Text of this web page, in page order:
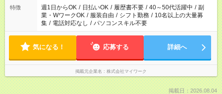
特徴 週1日からOK / 日払いOK / 履歴書不要 / 40～50代活躍中 / 副
業・WワークOK / 服装自由 / シフト勤務 / 10名以上の大量募
集 / 電話対応なし / パソコンスキル不要
気になる！ 応募する 詳細へ
掲載元企業名 株式会社マイワーク
掲載日：2026.08.04